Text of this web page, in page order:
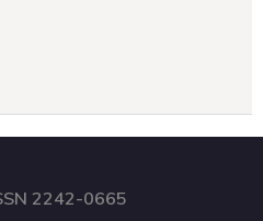
2242-0665